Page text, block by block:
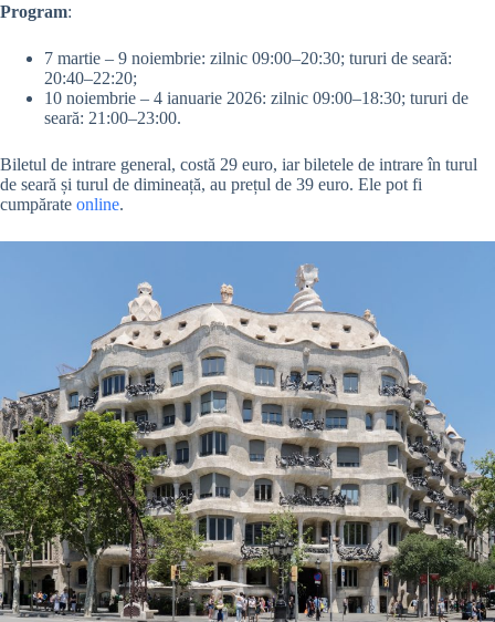
Program:
7 martie – 9 noiembrie: zilnic 09:00–20:30; tururi de seară:
20:40–22:20;
10 noiembrie – 4 ianuarie 2026: zilnic 09:00–18:30; tururi de
seară: 21:00–23:00.
Biletul de intrare general, costă 29 euro, iar biletele de intrare în turul
de seară și turul de dimineață, au prețul de 39 euro. Ele pot fi
cumpărate online.